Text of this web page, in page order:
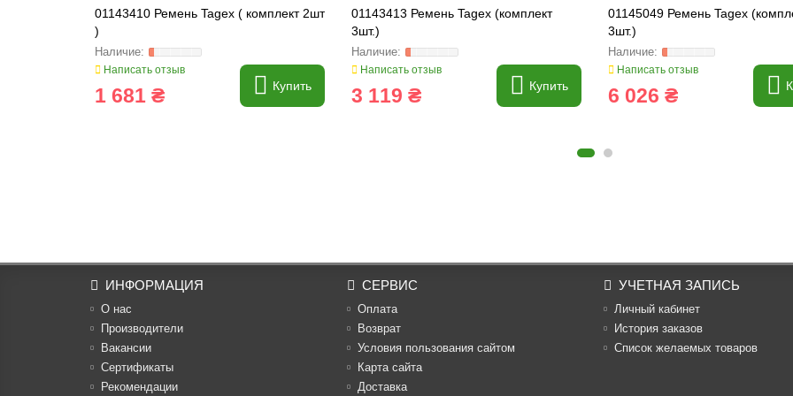
01143410 Ремень Tagex ( комплект 2шт
)
Написать отзыв
1 681 ₴ Купить
01143413 Ремень Tagex (комплект
3шт.)
Написать отзыв
3 119 ₴ Купить
01145049 Ремень Tagex
3шт.)
Написать отзыв
6 026 ₴
ИНФОРМАЦИЯ
О нас
Производители
Вакансии
Cертификаты
Рекомендации
СЕРВИС
Оплата
Возврат
Условия пользования сайтом
Карта сайта
Доставка
УЧЕТНАЯ ЗАПИСЬ
Личный кабинет
История заказов
Список желаемых товаров